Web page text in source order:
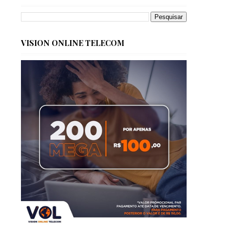
VISION ONLINE TELECOM